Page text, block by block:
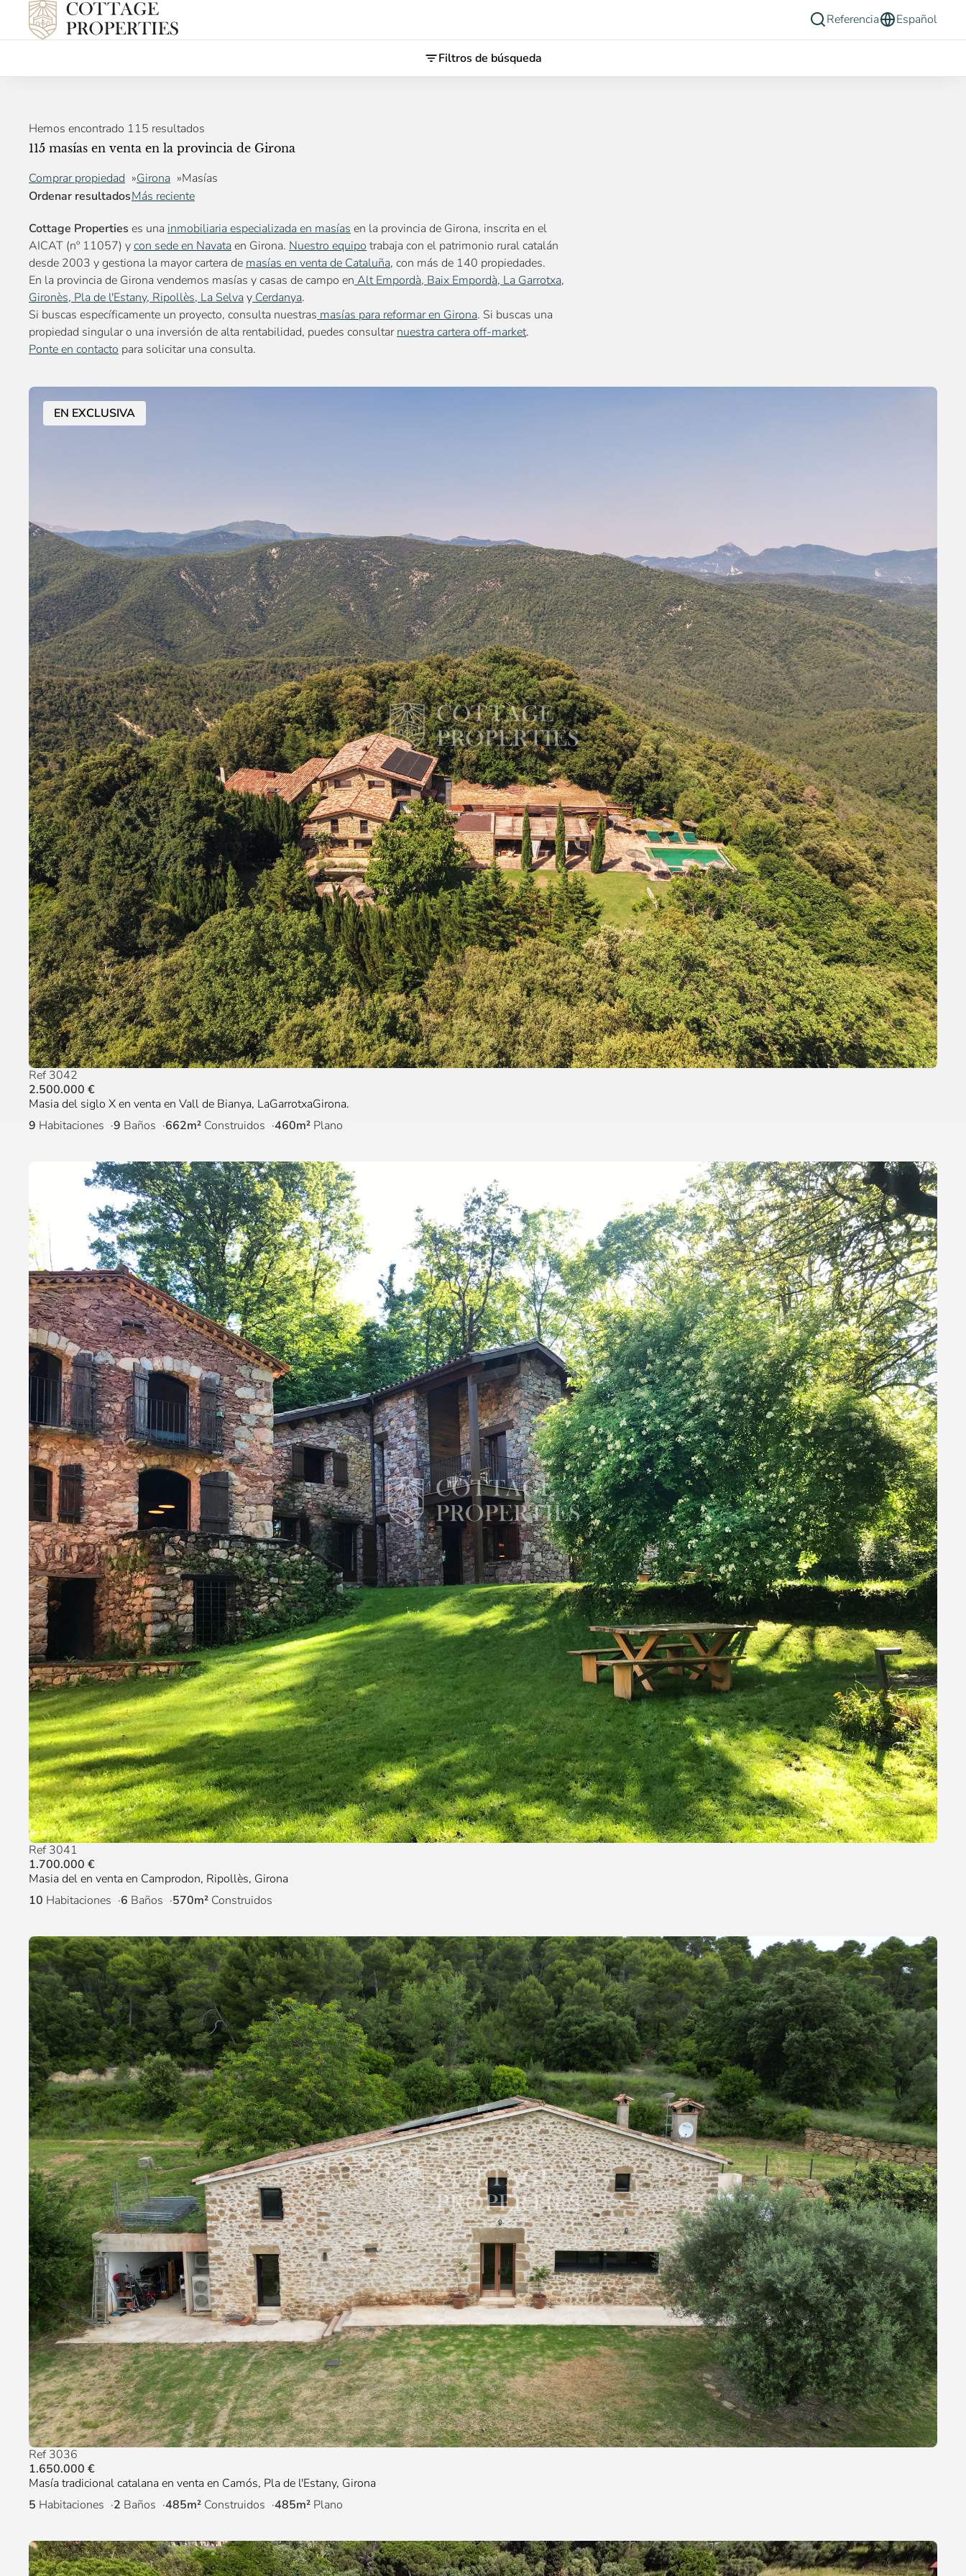
Referencia Español
Filtros de búsqueda
Hemos encontrado 115 resultados
115 masías en venta en la provincia de Girona
Comprar propiedad Girona
Masías
Ordenar resultadosMás reciente
Cottage Properties es una inmobiliaria especializada en masías en la provincia de Girona, inscrita en el
AICAT (nº 11057) ycon sede en Navata en Girona. Nuestro equipo trabaja con el patrimonio rural catalán
desde 2003 y gestiona la mayor cartera de masías en venta de Cataluña, con más de 140 propiedades.
En la provincia de Girona vendemos masías y casas de campo en Alt Empordà, Baix Empordà, La Garrotxa,
Gironès, Pla de l'Estany, Ripollès, La Selva y Cerdanya.
Si buscas específicamente un proyecto, consulta nuestras masías para reformar en Girona. Si buscas una
propiedad singular o una inversión de alta rentabilidad, puedes consultarnuestra cartera off-market.
Ponte en contacto para solicitar una consulta.
EN EXCLUSIVA
Ref 3042
2.500.000 €
Masia del siglo X en venta en Vall de Bianya, LaGarrotxaGirona.
9 Habitaciones 9 Baños 662m² Construidos 460m² Plano
Ref 3041
1.700.000 €
Masia del en venta en Camprodon, Ripollès, Girona
10 Habitaciones 6 Baños 570m² Construidos
Ref 3036
1.650.000 €
Masía tradicional catalana en venta en Camós, Pla de l'Estany, Girona
5 Habitaciones 2 Baños 485m² Construidos 485m² Plano